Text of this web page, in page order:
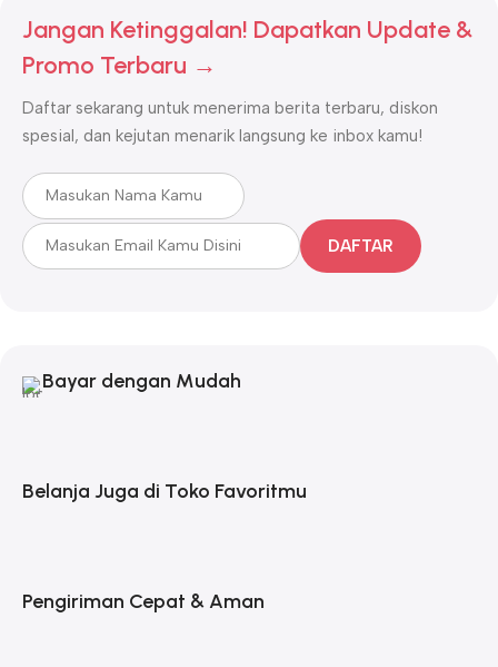
Jangan Ketinggalan! Dapatkan Update &
Promo Terbaru →
Daftar sekarang untuk menerima berita terbaru, diskon
spesial, dan kejutan menarik langsung ke inbox kamu!
DAFTAR
Bayar dengan Mudah
Belanja Juga di Toko Favoritmu
Pengiriman Cepat & Aman